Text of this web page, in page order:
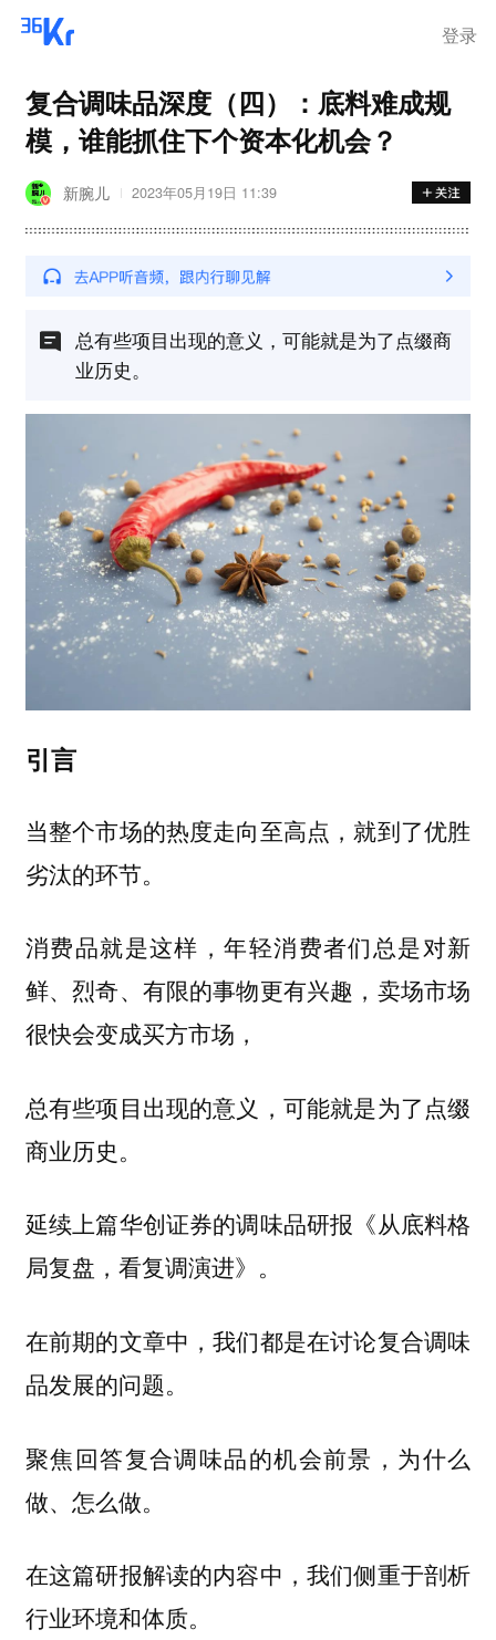
登录
复合调味品深度（四）：底料难成规
模，谁能抓住下个资本化机会？
新腕儿 2023年05月19日 11:39
总有些项目出现的意义，可能就是为了点缀商
业历史。
引言
当整个市场的热度走向至高点，就到了优胜
劣汰的环节。
消费品就是这样，年轻消费者们总是对新
鲜、烈奇、有限的事物更有兴趣，卖场市场
很快会变成买方市场，
总有些项目出现的意义，可能就是为了点缀
商业历史。
延续上篇华创证券的调味品研报《从底料格
局复盘，看复调演进》。
在前期的文章中，我们都是在讨论复合调味
品发展的问题。
聚焦回答复合调味品的机会前景，为什么
做、怎么做。
在这篇研报解读的内容中，我们侧重于剖析
行业环境和体质。